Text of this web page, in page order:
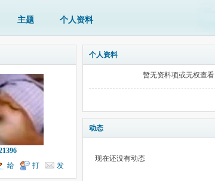
主题 个人资料
给
留言
打
个招呼
发
送消息
个人资料
暂无资料项或无权查看
动态
现在还没有动态